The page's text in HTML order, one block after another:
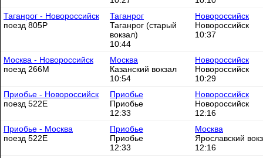
Таганрог - Новороссийск
поезд 805Р
Таганрог
Таганрог (старый
вокзал)
10:44
Новороссийск
Новороссийск
10:37
Москва - Новороссийск
поезд 266М
Москва
Казанский вокзал
10:54
Новороссийск
Новороссийск
10:29
Приобье - Новороссийск
поезд 522Е
Приобье
Приобье
12:33
Новороссийск
Новороссийск
12:16
Приобье - Москва
поезд 522Е
Приобье
Приобье
12:33
Москва
Ярославский
12:16